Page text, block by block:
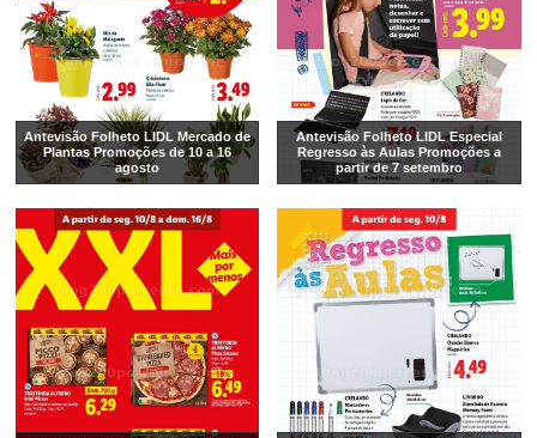
Antevisão Folheto LIDL Mercado de
Plantas Promoções de 10 a 16
agosto
Antevisão Folheto LIDL Especial
Regresso às Aulas Promoções a
partir de 7 setembro